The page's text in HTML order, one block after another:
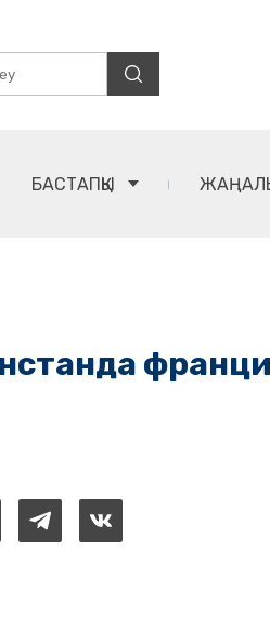
БАСТАПҚЫ